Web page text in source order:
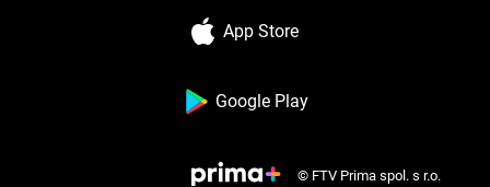
App Store
Google Play
© FTV Prima spol. s r.o.